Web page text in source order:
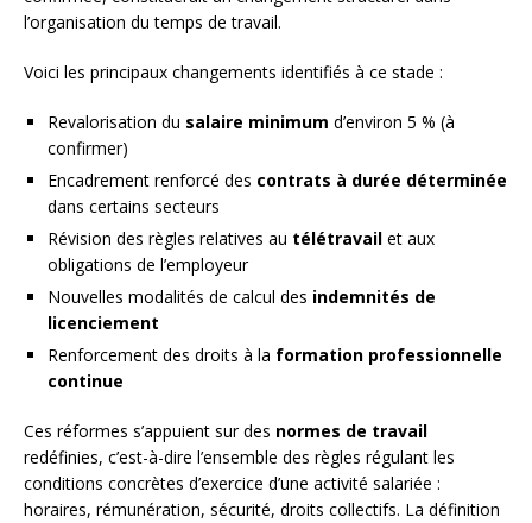
l’organisation du temps de travail.
Voici les principaux changements identifiés à ce stade :
Revalorisation du salaire minimum d’environ 5 % (à
confirmer)
Encadrement renforcé des contrats à durée déterminée
dans certains secteurs
Révision des règles relatives au télétravail et aux
obligations de l’employeur
Nouvelles modalités de calcul des indemnités de
licenciement
Renforcement des droits à la formation professionnelle
continue
Ces réformes s’appuient sur des normes de travail
redéfinies, c’est-à-dire l’ensemble des règles régulant les
conditions concrètes d’exercice d’une activité salariée :
horaires, rémunération, sécurité, droits collectifs. La définition